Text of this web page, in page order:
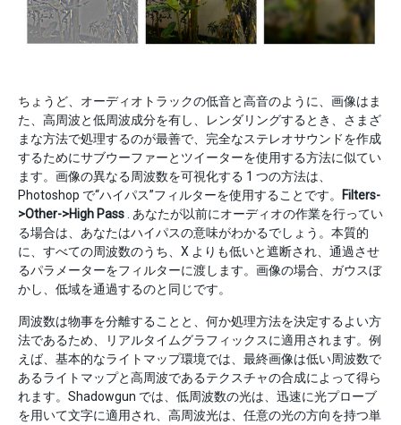
ちょうど、オーディオトラックの低音と高音のように、画像はま
た、高周波と低周波成分を有し、レンダリングするとき、さまざ
まな方法で処理するのが最善で、完全なステレオサウンドを作成
するためにサブウーファーとツイーターを使用する方法に似てい
ます。画像の異なる周波数を可視化する 1 つの方法は、
Photoshop で“ハイパス”フィルターを使用することです。
Filters-
>Other->High Pass . あなたが以前にオーディオの作業を行ってい
る場合は、あなたはハイパスの意味がわかるでしょう。本質的
に、すべての周波数のうち、X よりも低いと遮断され、通過させ
るパラメーターをフィルターに渡します。画像の場合、ガウスぼ
かし、低域を通過するのと同じです。
周波数は物事を分離することと、何か処理方法を決定するよい方
法であるため、リアルタイムグラフィックスに適用されます。例
えば、基本的なライトマップ環境では、最終画像は低い周波数で
あるライトマップと高周波であるテクスチャの合成によって得ら
れます。Shadowgun では、低周波数の光は、迅速に光プローブ
を用いて文字に適用され、高周波光は、任意の光の方向を持つ単